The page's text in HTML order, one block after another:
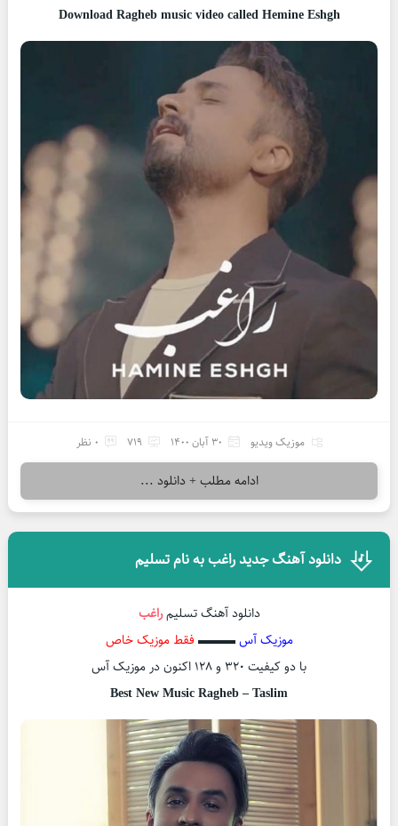
Download Ragheb music video called Hemine Eshgh
موزیک ویدیو 30 آبان 1400 719 0 نظر
ادامه مطلب + دانلود ...
دانلود آهنگ جدید راغب به نام تسلیم
دانلود آهنگ تسلیمراغب
موزیک آس▬▬▬ فقط موزیک خاص
با دو کیفیت ۳۲۰ و ۱۲۸ اکنون در موزیک آس
Best New Music Ragheb – Taslim